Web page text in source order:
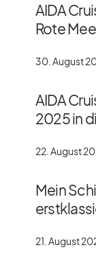
AIDA
Rote
30. August
AIDA
2025 in
22. August
Mein
21. August